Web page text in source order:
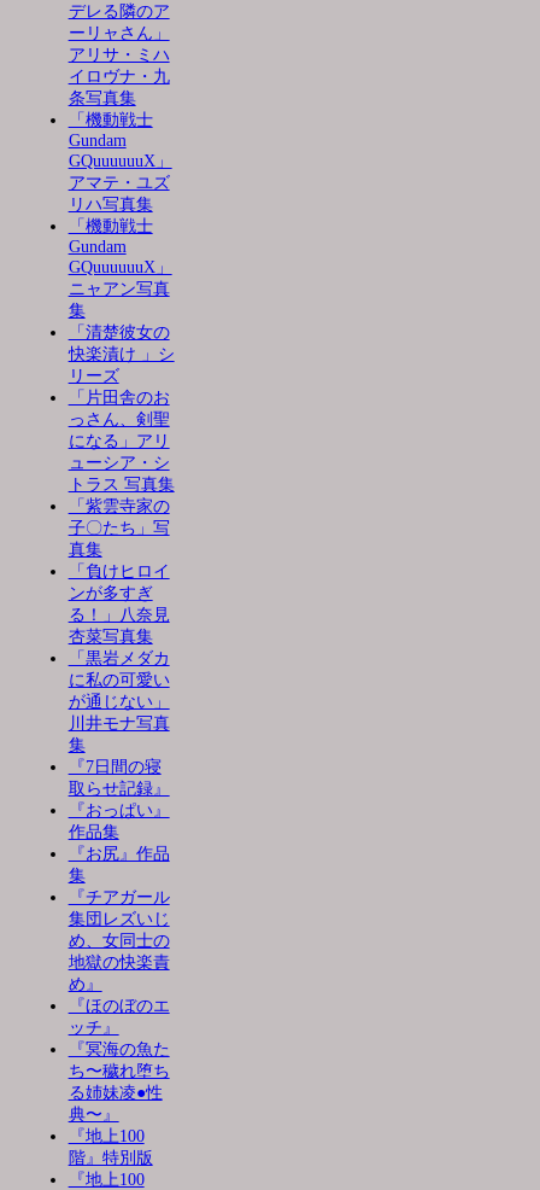
デレる隣のア
ーリャさん」
アリサ・ミハ
イロヴナ・九
条写真集
「機動戦士
Gundam
GQuuuuuuX」
アマテ・ユズ
リハ写真集
「機動戦士
Gundam
GQuuuuuuX」
ニャアン写真
集
「清楚彼女の
快楽漬け 」シ
リーズ
「片田舎のお
っさん、剣聖
になる」アリ
ューシア・シ
トラス 写真集
「紫雲寺家の
子〇たち」写
真集
「負けヒロイ
ンが多すぎ
る！」八奈見
杏菜写真集
「黒岩メダカ
に私の可愛い
が通じない」
川井モナ写真
集
『7日間の寝
取らせ記録』
『おっぱい』
作品集
『お尻』作品
集
『チアガール
集団レズいじ
め、女同士の
地獄の快楽責
め』
『ほのぼのエ
ッチ』
『冥海の魚た
ち〜穢れ堕ち
る姉妹凌●性
典〜』
『地上100
階』特別版
『地上100